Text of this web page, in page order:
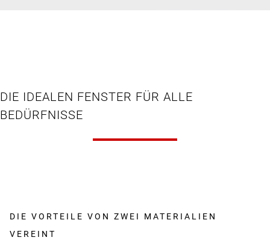
DIE IDEALEN FENSTER FÜR ALLE
BEDÜRFNISSE
DIE VORTEILE VON ZWEI MATERIALIEN
VEREINT